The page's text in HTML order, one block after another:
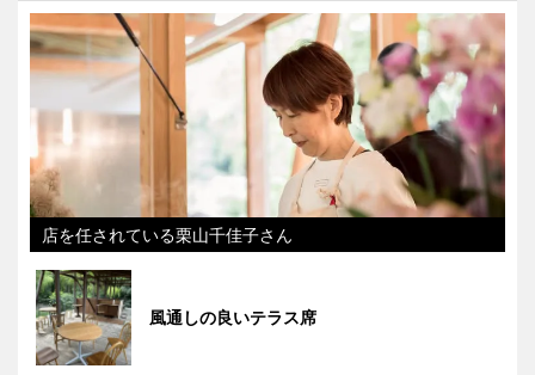
店を任されている栗山千佳子さん
風通しの良いテラス席